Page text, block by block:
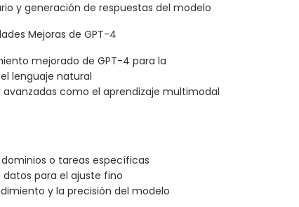
y generación de respuestas del modelo
Mejoras de GPT-4
mejorado de GPT-4 para la
lenguaje natural
como el aprendizaje multimodal
o tareas específicas
para el ajuste fino
y la precisión del modelo